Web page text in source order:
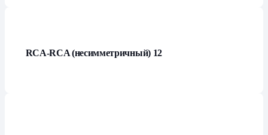
RCA-RCA (несимметричный) 12